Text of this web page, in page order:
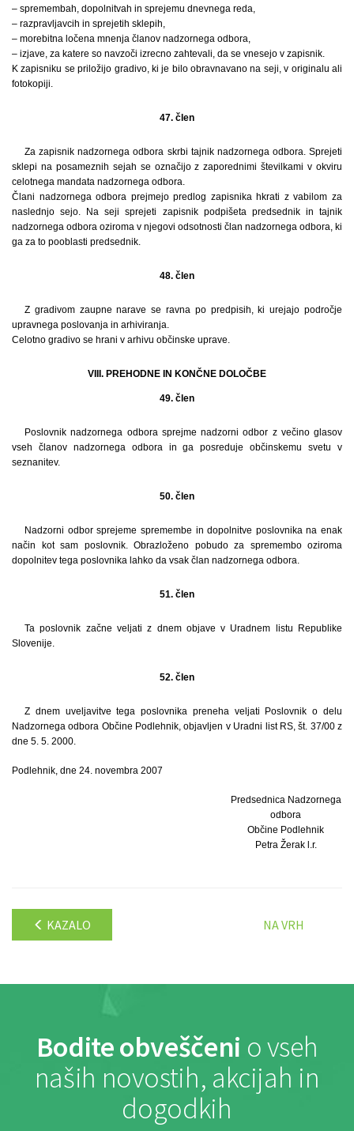
– spremembah, dopolnitvah in sprejemu dnevnega reda,
– razpravljavcih in sprejetih sklepih,
– morebitna ločena mnenja članov nadzornega odbora,
– izjave, za katere so navzoči izrecno zahtevali, da se vnesejo v zapisnik.
K zapisniku se priložijo gradivo, ki je bilo obravnavano na seji, v originalu ali
fotokopiji.
47. člen
Za zapisnik nadzornega odbora skrbi tajnik nadzornega odbora. Sprejeti
sklepi na posameznih sejah se označijo z zaporednimi številkami v okviru
celotnega mandata nadzornega odbora.
Člani nadzornega odbora prejmejo predlog zapisnika hkrati z vabilom za
naslednjo sejo. Na seji sprejeti zapisnik podpišeta predsednik in tajnik
nadzornega odbora oziroma v njegovi odsotnosti član nadzornega odbora, ki
ga za to pooblasti predsednik.
48. člen
Z gradivom zaupne narave se ravna po predpisih, ki urejajo področje
upravnega poslovanja in arhiviranja.
Celotno gradivo se hrani v arhivu občinske uprave.
VIII. PREHODNE IN KONČNE DOLOČBE
49. člen
Poslovnik nadzornega odbora sprejme nadzorni odbor z večino glasov
vseh članov nadzornega odbora in ga posreduje občinskemu svetu v
seznanitev.
50. člen
Nadzorni odbor sprejeme spremembe in dopolnitve poslovnika na enak
način kot sam poslovnik. Obrazloženo pobudo za spremembo oziroma
dopolnitev tega poslovnika lahko da vsak član nadzornega odbora.
51. člen
Ta poslovnik začne veljati z dnem objave v Uradnem listu Republike
Slovenije.
52. člen
Z dnem uveljavitve tega poslovnika preneha veljati Poslovnik o delu
Nadzornega odbora Občine Podlehnik, objavljen v Uradni list RS, št. 37/00 z
dne 5. 5. 2000.
Podlehnik, dne 24. novembra 2007
Predsednica Nadzornega
odbora
Občine Podlehnik
Petra Žerak l.r.
KAZALO NA VRH
Bodite obveščeni o vseh
naših novostih, akcijah in
dogodkih